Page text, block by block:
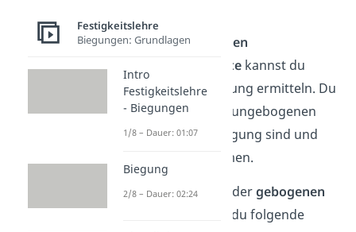
Die Länge der
geraden
Werkstückabschnittekannst du
einfach ohne Rechnung ermitteln. Du
misst, wie lange die ungebogenen
Abschnitte ohne Biegung sind und
addierst sie zusammen.
Für die Berechnung dergebogenen
benutzt du folgende
Festigkeitslehre
Biegungen: Grundlagen
Intro
Festigkeitslehre
- Biegungen
1/8 – Dauer: 01:07
Biegung
2/8 – Dauer: 02:24